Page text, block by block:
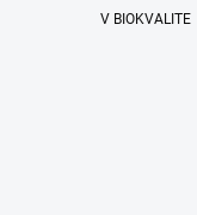
V BIOKVALITE